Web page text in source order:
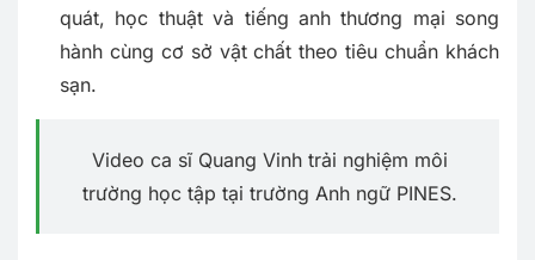
quát, học thuật và tiếng anh thương mại song
hành cùng cơ sở vật chất theo tiêu chuẩn khách
sạn.
Video ca sĩ Quang Vinh trải nghiệm môi
trường học tập tại trường Anh ngữ PINES.